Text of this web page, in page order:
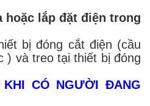
hoặc lắp đặt điện trong
đóng cắt điện (cầu
) và treo tại thiết bị đóng
CÓ NGƯỜI ĐANG